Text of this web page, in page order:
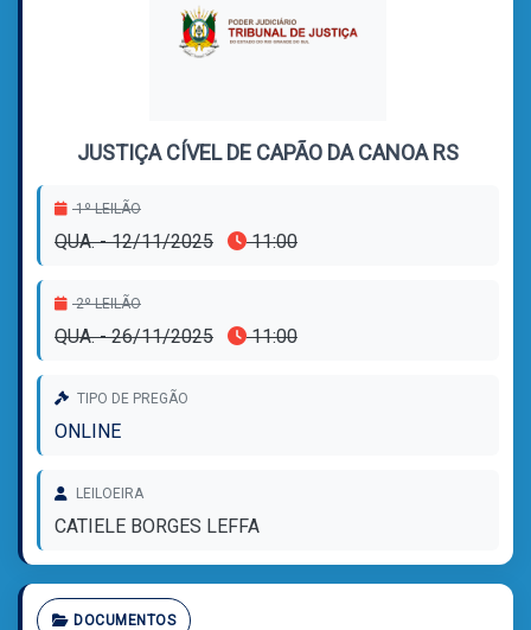
JUSTIÇA CÍVEL DE CAPÃO DA CANOA RS
1º LEILÃO
QUA. - 12/11/2025 11:00
2º LEILÃO
QUA. - 26/11/2025 11:00
TIPO DE PREGÃO
ONLINE
LEILOEIRA
CATIELE BORGES LEFFA
DOCUMENTOS